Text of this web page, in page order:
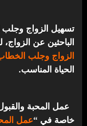
تسهيل الزواج وجلب
الباحثين عن
الزواج وجلب
الحياة المناسب.
عمل المحبة
خاصة في “عمل